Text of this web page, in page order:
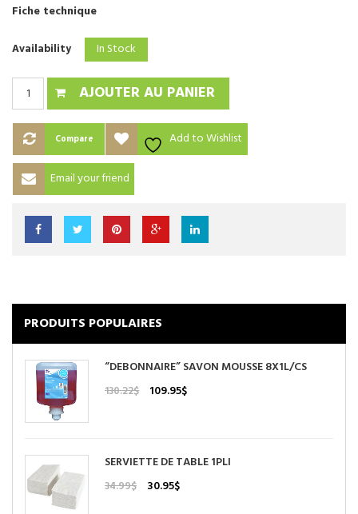
Fiche technique
Availability In Stock
AJOUTER AU PANIER
Compare Add to Wishlist
Email your friend
PRODUITS POPULAIRES
“DEBONNAIRE” SAVON MOUSSE 8X1L/CS
130.22$
Le
130.22$.
109.95$Le
109.95$.
SERVIETTE DE TABLE 1PLI
34.99$
Le
30.95$Le